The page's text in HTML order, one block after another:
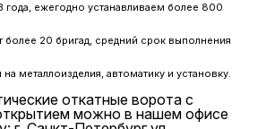
года, ежегодно устанавливаем более 800
более 20 бригад, средний срок выполнения
металлоизделия, автоматику и установку.
откатные ворота с
можно в нашем офисе